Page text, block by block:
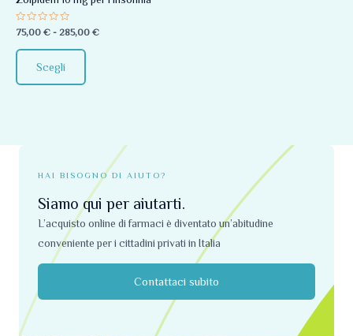
Valutato
0
su
5
75,00 € - 285,00 €
Scegli
scelte
nella
HAI BISOGNO DI AIUTO?
Siamo qui per aiutarti.
L’acquisto online di farmaci è diventato un’abitudine
conveniente per i cittadini privati ​​in Italia
Contattaci subito